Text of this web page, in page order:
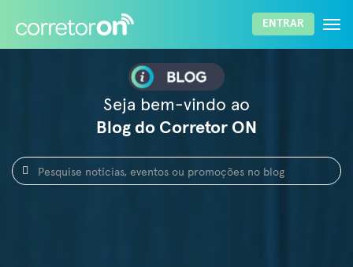
Lembrar senha
Esqueci a senha
ENTRAR
Seja bem-vindo ao
Blog do Corretor ON